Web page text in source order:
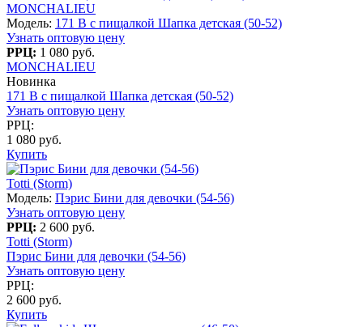
MONCHALIEU
Модель: 171 B с пищалкой Шапка детская (50-52)
Узнать оптовую цену
РРЦ: 1 080 руб.
MONCHALIEU
Новинка
171 B с пищалкой Шапка детская (50-52)
Узнать оптовую цену
РРЦ:
1 080 руб.
Купить
Totti (Storm)
Модель: Пэрис Бини для девочки (54-56)
Узнать оптовую цену
РРЦ: 2 600 руб.
Totti (Storm)
Пэрис Бини для девочки (54-56)
Узнать оптовую цену
РРЦ:
2 600 руб.
Купить